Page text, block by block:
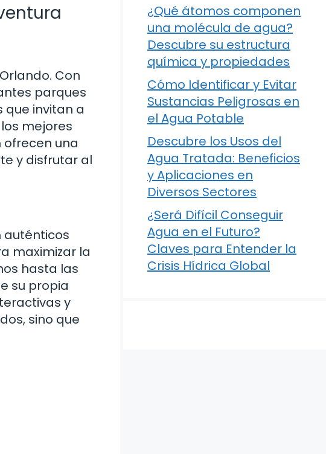
Con
parques
invitan a
mejores
ofrecen una
y disfrutar al
auténticos
maximizar la
hasta las
su propia
y
sino que
¿Qué átomos componen
una molécula de agua?
Descubre su estructura
química y propiedades
Cómo Identificar y Evitar
Sustancias Peligrosas en
el Agua Potable
Descubre los Usos del
Agua Tratada: Beneficios
y Aplicaciones en
Diversos Sectores
¿Será Difícil Conseguir
Agua en el Futuro?
Claves para Entender la
Crisis Hídrica Global